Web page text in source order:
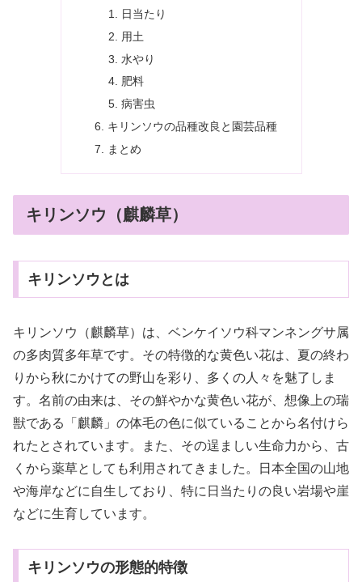
日当たり
用土
水やり
肥料
病害虫
キリンソウの品種改良と園芸品種
まとめ
キリンソウ（麒麟草）
キリンソウとは
キリンソウ（麒麟草）は、ベンケイソウ科マンネングサ属
の多肉質多年草です。その特徴的な黄色い花は、夏の終わ
りから秋にかけての野山を彩り、多くの人々を魅了しま
す。名前の由来は、その鮮やかな黄色い花が、想像上の瑞
獣である「麒麟」の体毛の色に似ていることから名付けら
れたとされています。また、その逞ましい生命力から、古
くから薬草としても利用されてきました。日本全国の山地
や海岸などに自生しており、特に日当たりの良い岩場や崖
などに生育しています。
キリンソウの形態的特徴